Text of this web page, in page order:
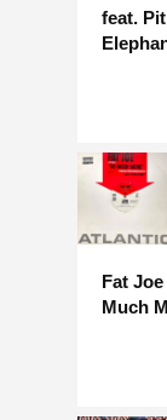
feat.
Fat
Much